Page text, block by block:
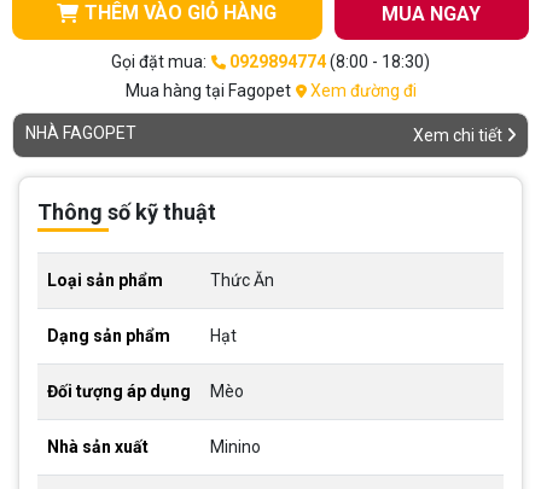
THÊM VÀO GIỎ HÀNG MUA NGAY
Gọi đặt mua: 0929894774(8:00 - 18:30)
Mua hàng tại Fagopet
Xem đường đi
NHÀ FAGOPET Xem chi tiết
Thông số kỹ thuật
Loại sản phẩm Thức Ăn
Dạng sản phẩm Hạt
Đối tượng áp dụng Mèo
Nhà sản xuất Minino